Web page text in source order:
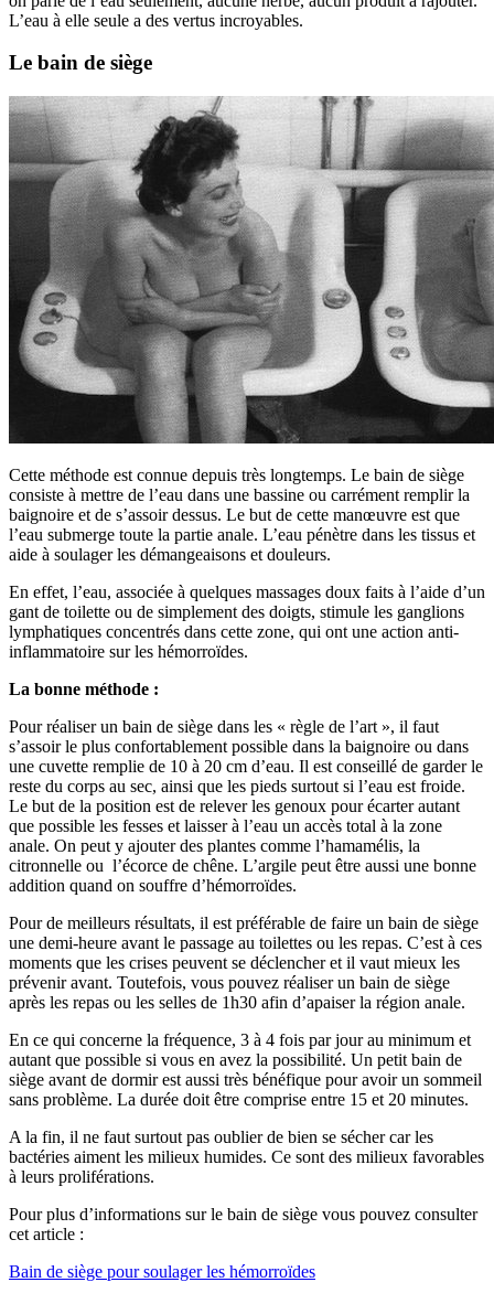
L’eau à elle seule a des vertus incroyables.
Le bain de siège
Cette méthode est connue depuis très longtemps. Le bain de siège
consiste à mettre de l’eau dans une bassine ou carrément remplir la
baignoire et de s’assoir dessus. Le but de cette manœuvre est que
l’eau submerge toute la partie anale. L’eau pénètre dans les tissus et
aide à soulager les démangeaisons et douleurs.
En effet, l’eau, associée à quelques massages doux faits à l’aide d’un
gant de toilette ou de simplement des doigts, stimule les ganglions
lymphatiques concentrés dans cette zone, qui ont une action anti-
inflammatoire sur les hémorroïdes.
La bonne méthode :
Pour réaliser un bain de siège dans les « règle de l’art », il faut
s’assoir le plus confortablement possible dans la baignoire ou dans
une cuvette remplie de 10 à 20 cm d’eau. Il est conseillé de garder le
reste du corps au sec, ainsi que les pieds surtout si l’eau est froide.
Le but de la position est de relever les genoux pour écarter autant
que possible les fesses et laisser à l’eau un accès total à la zone
anale. On peut y ajouter des plantes comme l’hamamélis, la
citronnelle ou l’écorce de chêne. L’argile peut être aussi une bonne
addition quand on souffre d’hémorroïdes.
Pour de meilleurs résultats, il est préférable de faire un bain de siège
une demi-heure avant le passage au toilettes ou les repas. C’est à ces
moments que les crises peuvent se déclencher et il vaut mieux les
prévenir avant. Toutefois, vous pouvez réaliser un bain de siège
après les repas ou les selles de 1h30 afin d’apaiser la région anale.
En ce qui concerne la fréquence, 3 à 4 fois par jour au minimum et
autant que possible si vous en avez la possibilité. Un petit bain de
siège avant de dormir est aussi très bénéfique pour avoir un sommeil
sans problème. La durée doit être comprise entre 15 et 20 minutes.
A la fin, il ne faut surtout pas oublier de bien se sécher car les
bactéries aiment les milieux humides. Ce sont des milieux favorables
à leurs proliférations.
Pour plus d’informations sur le bain de siège vous pouvez consulter
cet article :
Bain de siège pour soulager les hémorroïdes